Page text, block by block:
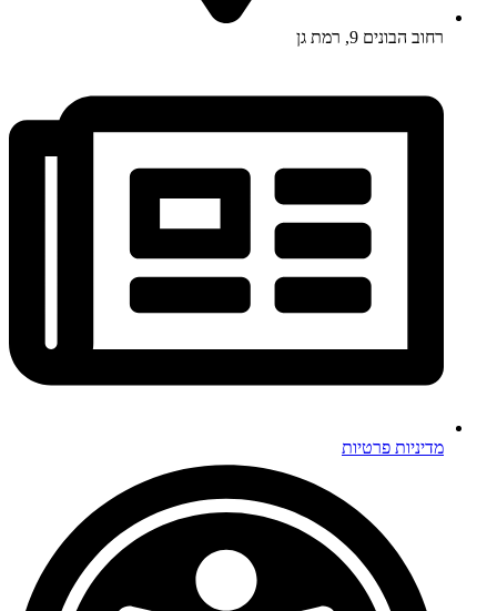
רחוב הבונים 9, רמת גן
מדיניות פרטיות